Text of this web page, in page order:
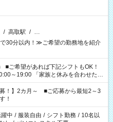
/ 高取駅 / …
30分以内！≫ご希望の勤務地を紹介
と休みを合わせた
準備がしたい」 「できれば残業はし
くださいね。 ※Wワーク希望
望する勤務時間と、もう1つのお仕事
間を超える場合は応募できません。
募！】2カ月～ ■ご応募から最短2～3
！
中 / 服装自由 / シフト勤務 / 10名以